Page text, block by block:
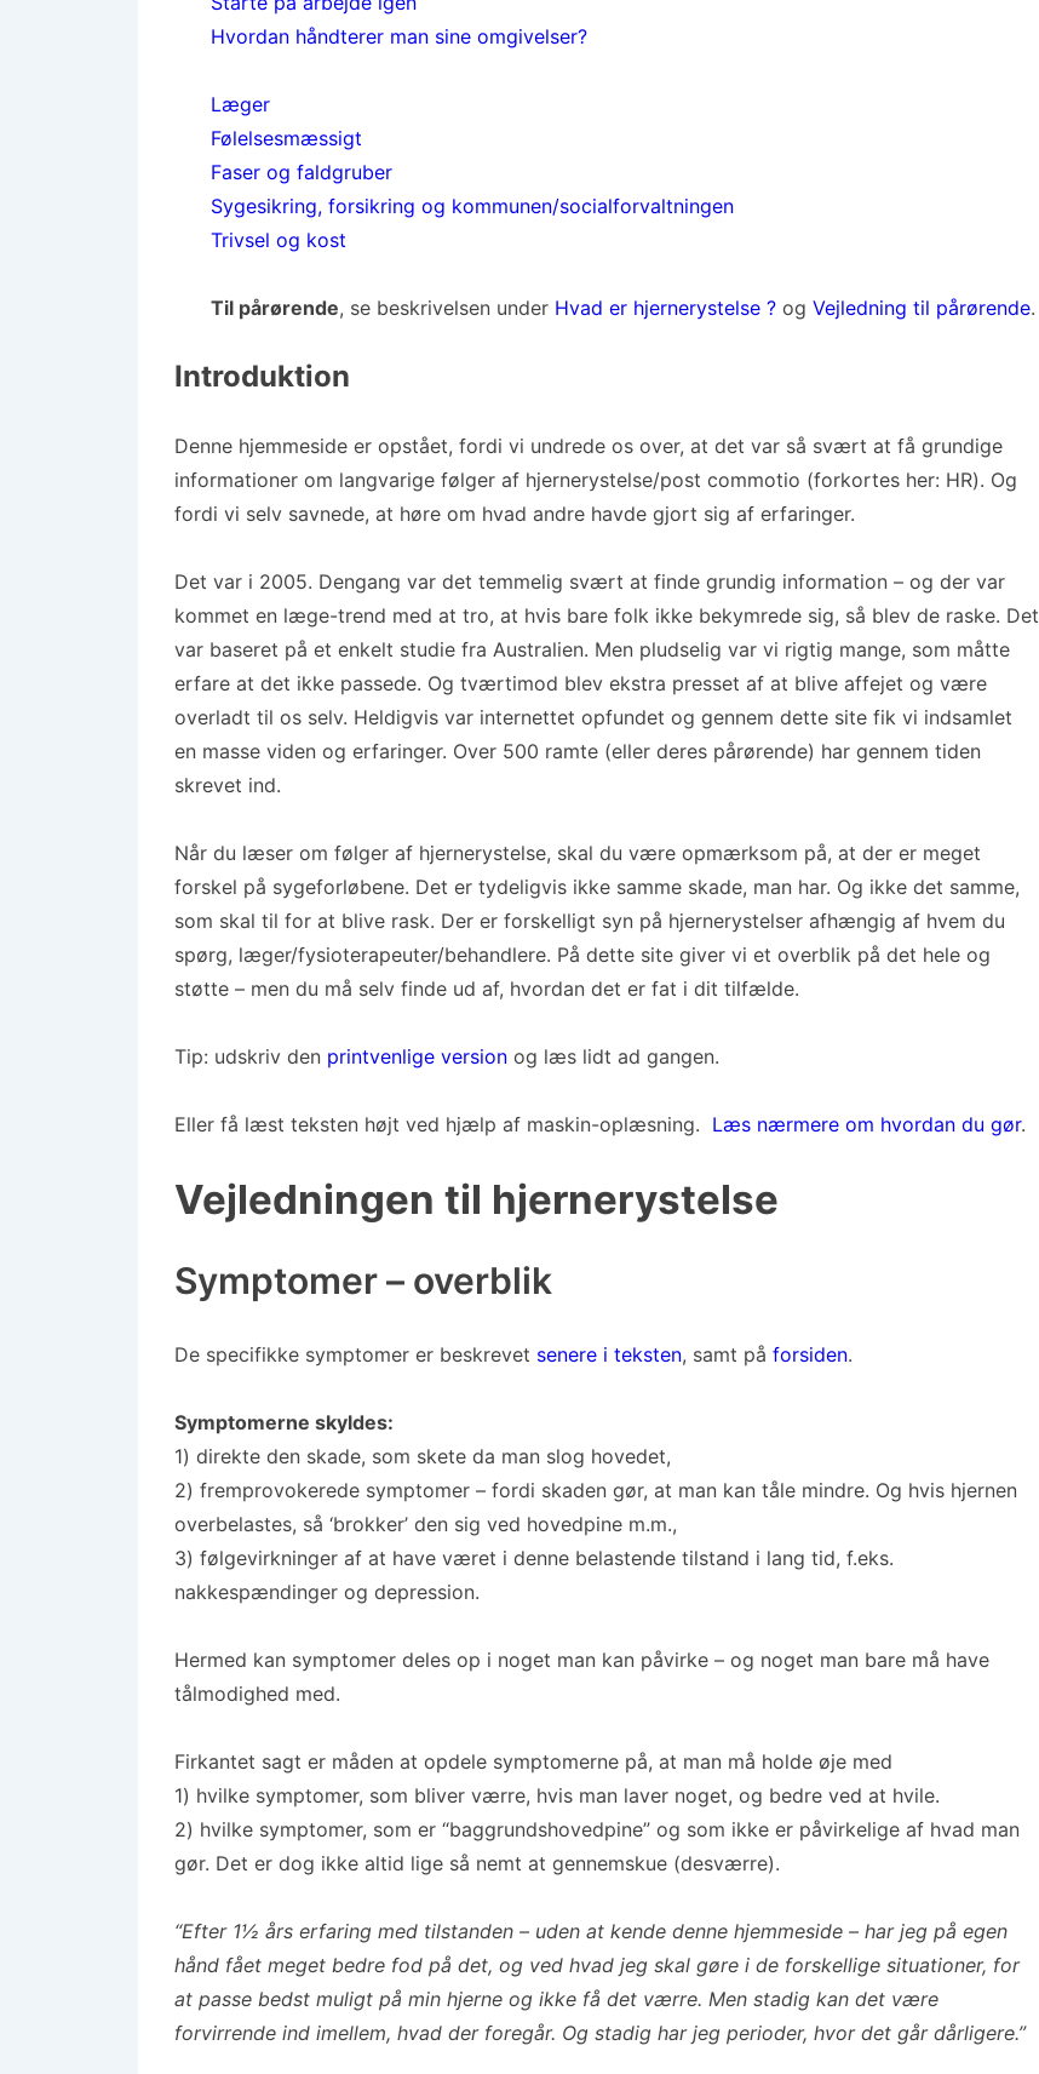
Hvordan håndterer man sine omgivelser?
Læger
Følelsesmæssigt
Faser og faldgruber
Sygesikring, forsikring og kommunen/socialforvaltningen
Trivsel og kost
Til pårørende, se beskrivelsen under Hvad er hjernerystelse ? og Vejledning til pårørende.
Introduktion
Denne hjemmeside er opstået, fordi vi undrede os over, at det var så svært at få grundige
informationer om langvarige følger af hjernerystelse/post commotio (forkortes her: HR). Og
fordi vi selv savnede, at høre om hvad andre havde gjort sig af erfaringer.
Det var i 2005. Dengang var det temmelig svært at finde grundig information – og der var
kommet en læge-trend med at tro, at hvis bare folk ikke bekymrede sig, så blev de raske. Det
var baseret på et enkelt studie fra Australien. Men pludselig var vi rigtig mange, som måtte
erfare at det ikke passede. Og tværtimod blev ekstra presset af at blive affejet og være
overladt til os selv. Heldigvis var internettet opfundet og gennem dette site fik vi indsamlet
en masse viden og erfaringer. Over 500 ramte (eller deres pårørende) har gennem tiden
skrevet ind.
Når du læser om følger af hjernerystelse, skal du være opmærksom på, at der er meget
forskel på sygeforløbene. Det er tydeligvis ikke samme skade, man har. Og ikke det samme,
som skal til for at blive rask. Der er forskelligt syn på hjernerystelser afhængig af hvem du
spørg, læger/fysioterapeuter/behandlere. På dette site giver vi et overblik på det hele og
støtte – men du må selv finde ud af, hvordan det er fat i dit tilfælde.
Tip: udskriv den printvenlige version og læs lidt ad gangen.
Eller få læst teksten højt ved hjælp af maskin-oplæsning. Læs nærmere om hvordan du gør.
Vejledningen til hjernerystelse
Symptomer – overblik
De specifikke symptomer er beskrevet senere i teksten, samt på forsiden.
Symptomerne skyldes:
1) direkte den skade, som skete da man slog hovedet,
2) fremprovokerede symptomer – fordi skaden gør, at man kan tåle mindre. Og hvis hjernen
overbelastes, så ‘brokker’ den sig ved hovedpine m.m.,
3) følgevirkninger af at have været i denne belastende tilstand i lang tid, f.eks.
nakkespændinger og depression.
Hermed kan symptomer deles op i noget man kan påvirke – og noget man bare må have
tålmodighed med.
Firkantet sagt er måden at opdele symptomerne på, at man må holde øje med
1) hvilke symptomer, som bliver værre, hvis man laver noget, og bedre ved at hvile.
2) hvilke symptomer, som er “baggrundshovedpine” og som ikke er påvirkelige af hvad man
gør. Det er dog ikke altid lige så nemt at gennemskue (desværre).
“Efter 1½ års erfaring med tilstanden – uden at kende denne hjemmeside – har jeg på egen
hånd fået meget bedre fod på det, og ved hvad jeg skal gøre i de forskellige situationer, for
at passe bedst muligt på min hjerne og ikke få det værre. Men stadig kan det være
forvirrende ind imellem, hvad der foregår. Og stadig har jeg perioder, hvor det går dårligere.”